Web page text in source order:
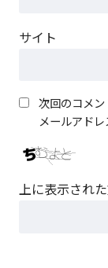
サイト
次回のコメン
メールアドレ
上に表示され